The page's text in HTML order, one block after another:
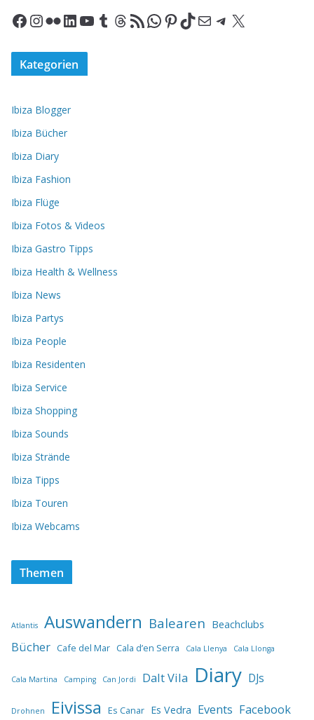
Facebook InstagramFlickr LinkedIn YouTube Tumblr Threads RSS-Feed WhatsApp Pinterest TikTok E-Mail Telegram X
Kategorien
Ibiza Blogger
Ibiza Bücher
Ibiza Diary
Ibiza Fashion
Ibiza Flüge
Ibiza Fotos & Videos
Ibiza Gastro Tipps
Ibiza Health & Wellness
Ibiza News
Ibiza Partys
Ibiza People
Ibiza Residenten
Ibiza Service
Ibiza Shopping
Ibiza Sounds
Ibiza Strände
Ibiza Tipps
Ibiza Touren
Ibiza Webcams
Themen
Atlantis Auswandern Balearen Beachclubs
Bücher Cafe del Mar Cala d’en Serra Cala Llenya Cala Llonga
Cala Martina Camping Can Jordi Dalt Vila Diary DJs
Drohnen Eivissa Es Canar Es Vedra Events Facebook